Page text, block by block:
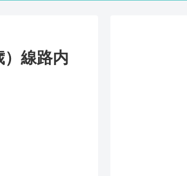
）線路内